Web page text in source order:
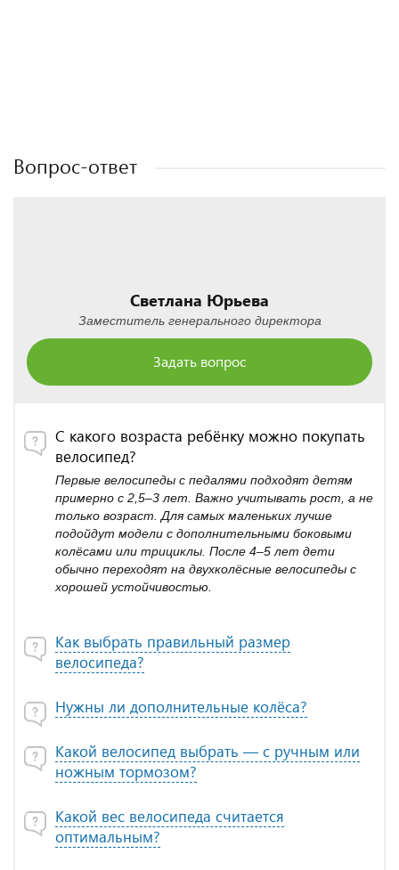
Вопрос-ответ
Светлана Юрьева
Заместитель генерального директора
Задать вопрос
С какого возраста ребёнку можно покупать
велосипед?
Первые велосипеды с педалями подходят детям
примерно с 2,5–3 лет. Важно учитывать рост, а не
только возраст. Для самых маленьких лучше
подойдут модели с дополнительными боковыми
колёсами или трициклы. После 4–5 лет дети
обычно переходят на двухколёсные велосипеды с
хорошей устойчивостью.
Как выбрать правильный размер
велосипеда?
Нужны ли дополнительные колёса?
Какой велосипед выбрать — с ручным или
ножным тормозом?
Какой вес велосипеда считается
оптимальным?